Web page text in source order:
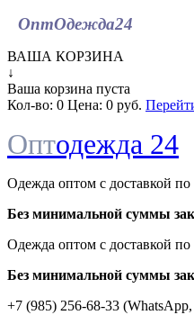
ОптОдежда24
ВАША КОРЗИНА
↓
Ваша корзина пуста
Кол-во: 0 Цена: 0 руб.
Оптодежда 24
Одежда оптом с доставкой по
Без минимальной суммы
Одежда оптом c доставкой по
Без минимальной суммы
+7 (985) 256-68-33